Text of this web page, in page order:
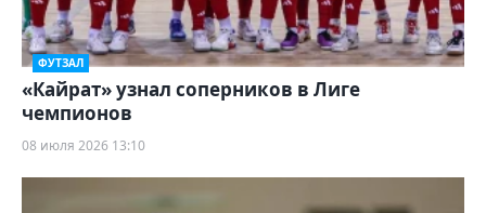
ФУТЗАЛ
«Кайрат» узнал соперников в Лиге
чемпионов
08 июля 2026 13:10